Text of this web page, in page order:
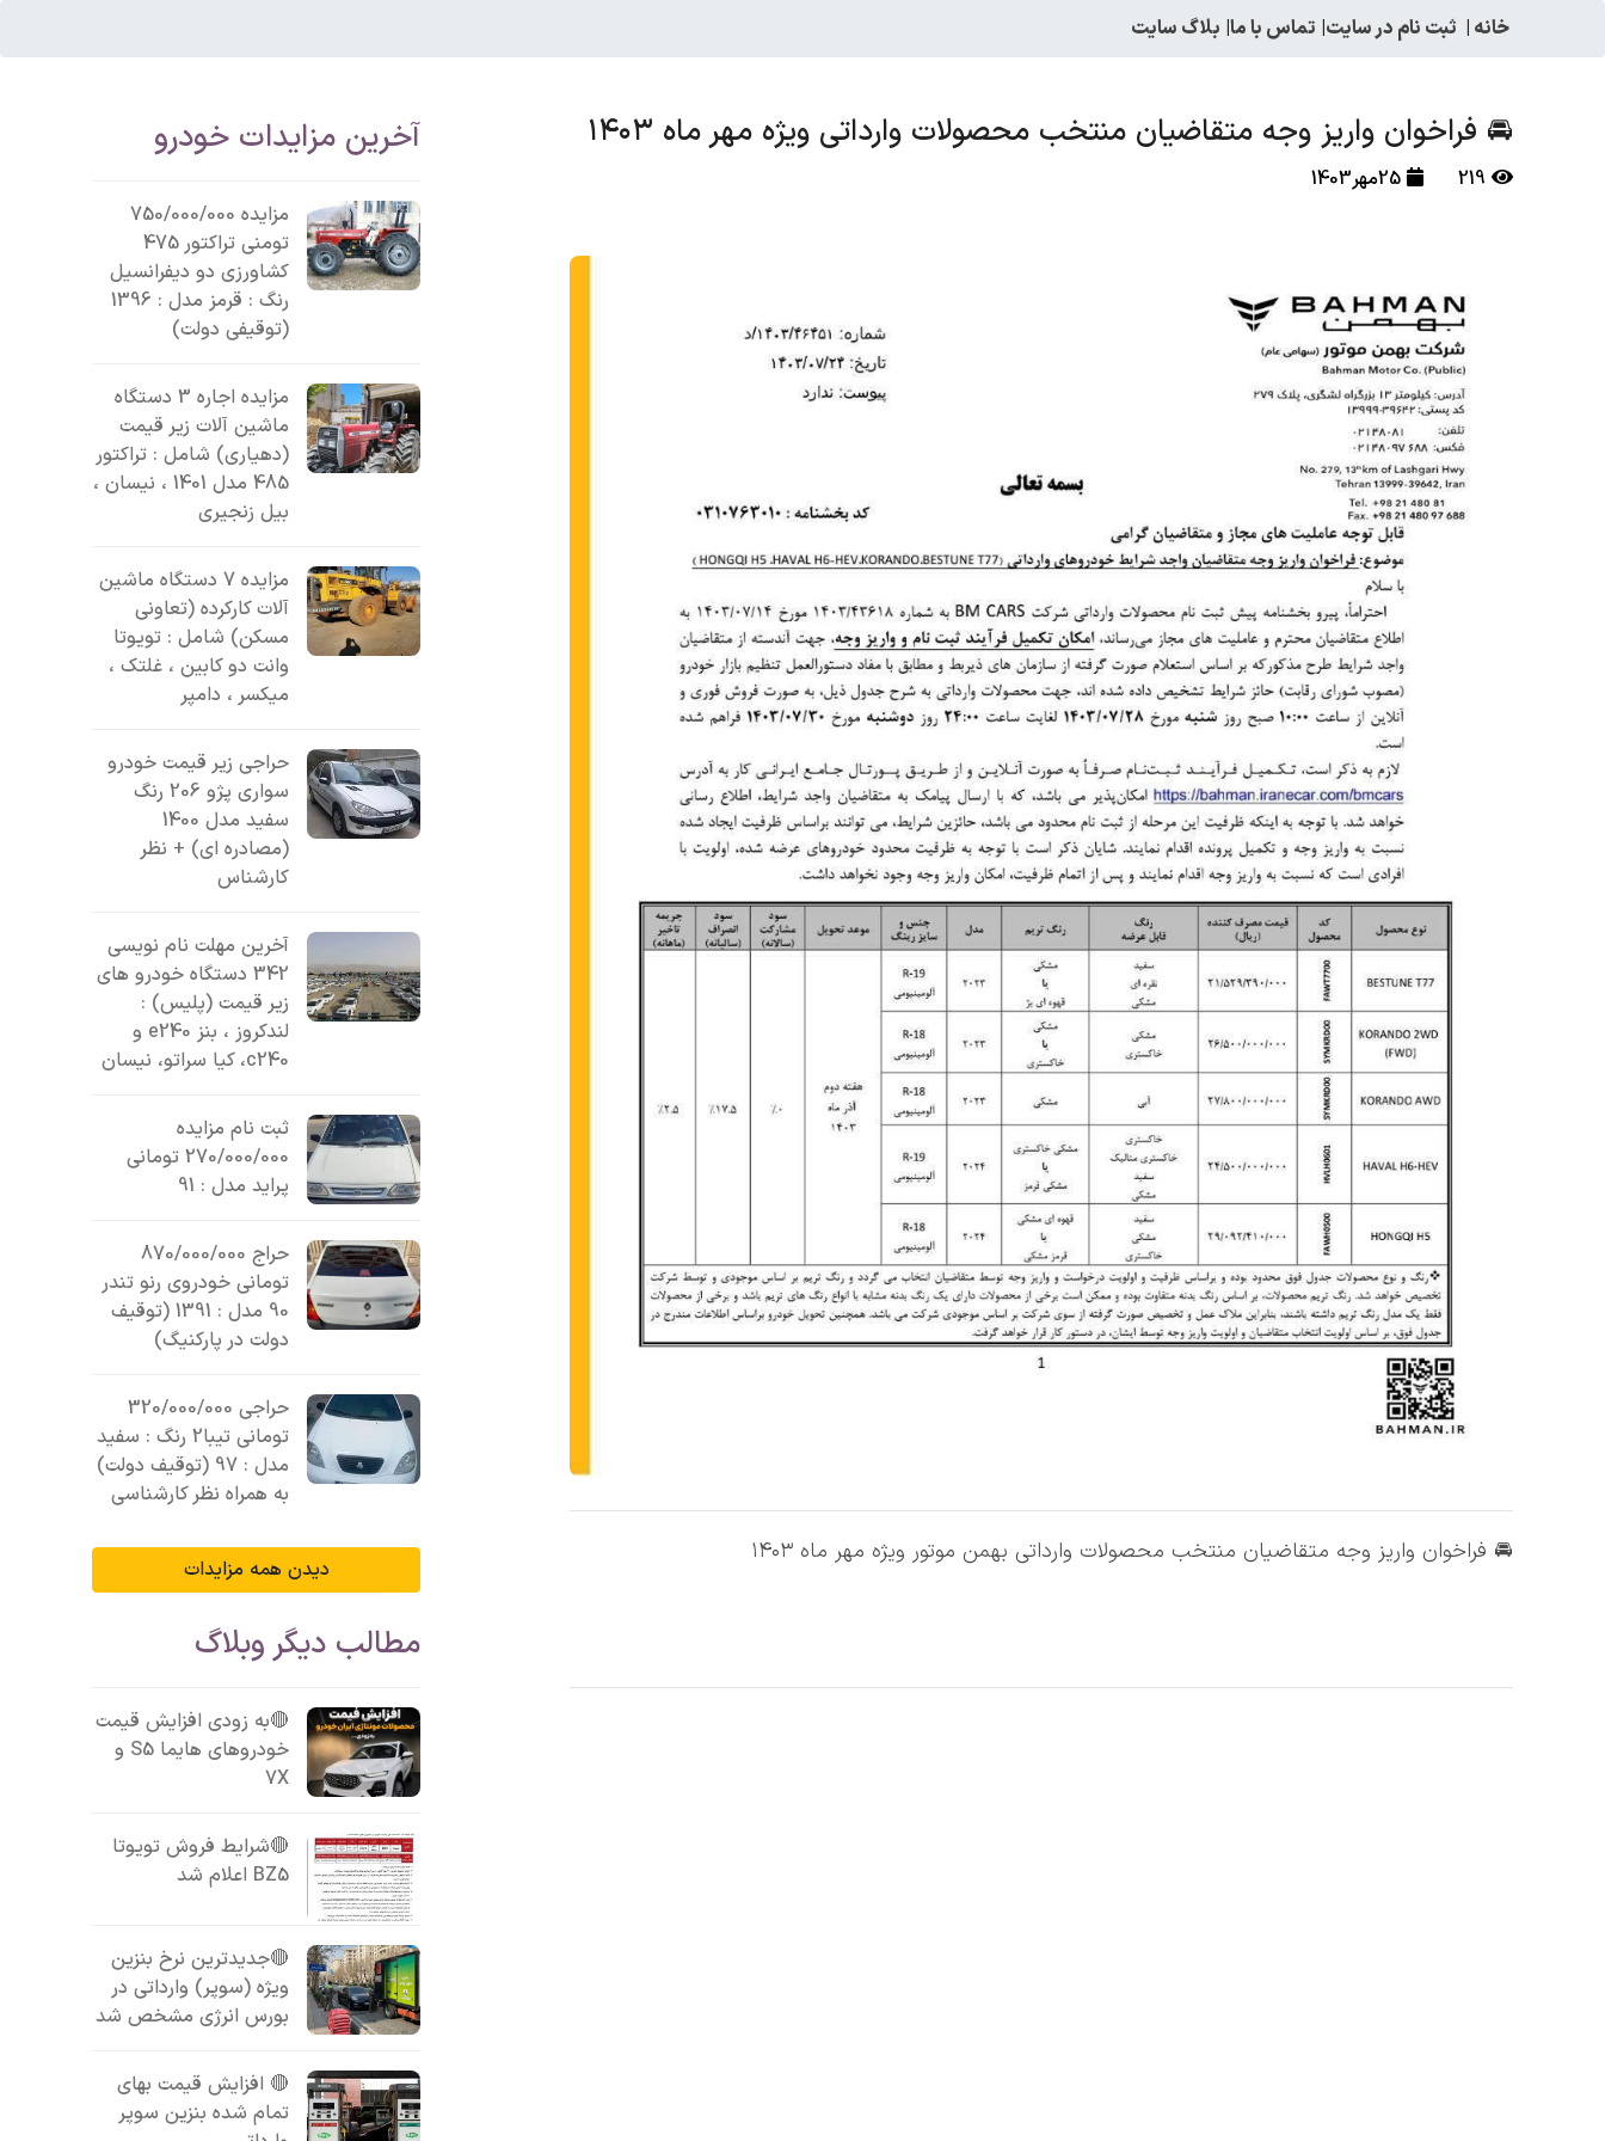
خانه | ثبت نام در سایت| تماس با ما| بلاگ سایت
🚘 فراخوان واریز وجه متقاضیان منتخب محصولات وارداتی ویژه مهر ماه ۱۴۰۳
219 25مهر1403
🚘 فراخوان واریز وجه متقاضیان منتخب محصولات وارداتی بهمن موتور ویژه مهر ماه ۱۴۰۳
آخرین مزایدات خودرو
مزایده 750/000/000
تومنی تراکتور 475
کشاورزی دو دیفرانسیل
رنگ : قرمز مدل : 1396
(توقیفی دولت)
مزایده اجاره 3 دستگاه
ماشین آلات زیر قیمت
(دهیاری) شامل : تراکتور
485 مدل 1401 ، نیسان ،
بیل زنجیری
مزایده 7 دستگاه ماشین
آلات کارکرده (تعاونی
مسکن) شامل : تویوتا
وانت دو کابین ، غلتک ،
میکسر ، دامپر
حراجی زیر قیمت خودرو
سواری پژو 206 رنگ
سفید مدل 1400
(مصادره ای) + نظر
کارشناس
آخرین مهلت نام نویسی
342 دستگاه خودرو های
زیر قیمت (پلیس) :
لندکروز ، بنز e240 و
c240، کیا سراتو، نیسان
ثبت نام مزایده
270/000/000 تومانی
پراید مدل : 91
حراج 870/000/000
تومانی خودروی رنو تندر
90 مدل : 1391 (توقیف
دولت در پارکنیگ)
حراجی 320/000/000
تومانی تیبا2 رنگ : سفید
مدل : 97 (توقیف دولت)
به همراه نظر کارشناسی
دیدن همه مزایدات
مطالب دیگر وبلاگ
🔴به زودی افزایش قیمت
خودروهای هایما S5 و
7X
🔴شرایط فروش تویوتا
BZ5 اعلام شد
🔴جدیدترین نرخ بنزین
ویژه (سوپر) وارداتی در
بورس انرژی مشخص شد
🔴 افزایش قیمت بهای
تمام شده بنزین سوپر